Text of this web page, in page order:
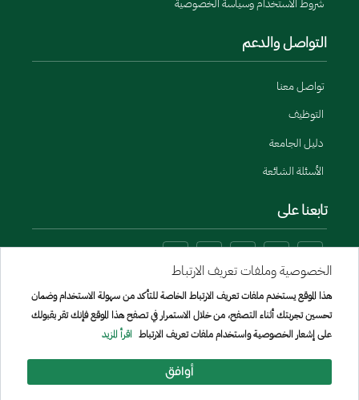
شروط الاستخدام وسياسة الخصوصية
التواصل والدعم
تواصل معنا
التوظيف
دليل الجامعة
الأسئلة الشائعة
تابعنا على
الخصوصية وملفات تعريف الارتباط
هذا الموقع يستخدم ملفات تعريف الارتباط الخاصة للتأكد من سهولة الاستخدام وضمان
تحسين تجربتك أثناء التصفح، من خلال الاستمرار في تصفح هذا الموقع فإنك تقر بقبولك
على إشعار الخصوصية واستخدام ملفات تعريف الارتباط اقرأ المزيد
أوافق